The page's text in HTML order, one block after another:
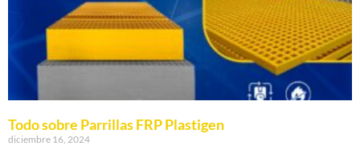
Todo sobre Parrillas FRP Plastigen
diciembre 16, 2024